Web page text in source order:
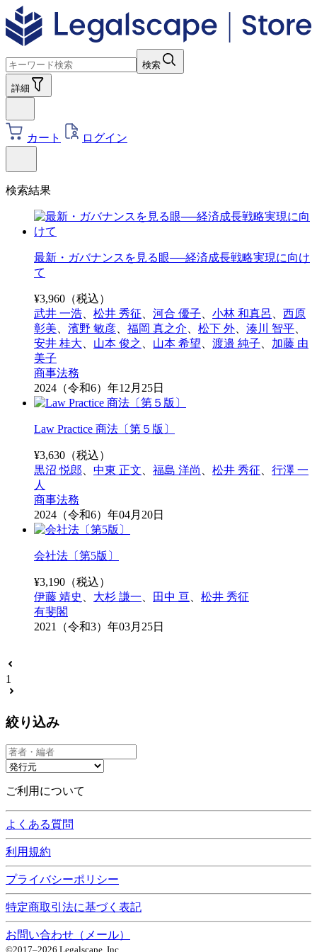
検索
詳細
カート ログイン
検索結果
最新・ガバナンスを見る眼──経済成長戦略実現に向け
て
¥3,960 （税込）
武井 一浩
松井 秀征 河合 優子 小林 和真呂
西原
彰美
濱野 敏彦 福岡 真之介 松下 外 湊川 智平
安井 桂大
山本 俊之 山本 希望 渡邉 純子
加藤 由
美子
商事法務
2024（令和6）年12月25日
Law Practice 商法〔第５版〕
¥3,630 （税込）
黒沼 悦郎
中東 正文 福島 洋尚 松井 秀征
行澤 一
人
商事法務
2024（令和6）年04月20日
会社法〔第5版〕
¥3,190 （税込）
伊藤 靖史
大杉 謙一 田中 亘
松井 秀征
有斐閣
2021（令和3）年03月25日
1
絞り込み
ご利用について
よくある質問
利用規約
プライバシーポリシー
特定商取引法に基づく表記
お問い合わせ（メール）
©2017–2026 Legalscape, Inc.